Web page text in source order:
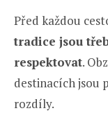
Před každou
tradice jsou
respektovat.
destinacích jsou
rozdíly.